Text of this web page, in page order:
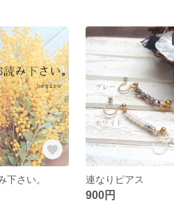
下さい。 連なりピアス
900円